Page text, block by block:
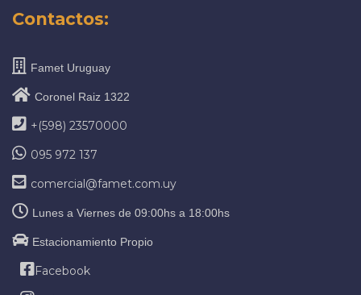
Contactos:
Famet Uruguay
Coronel Raiz 1322
+(598) 23570000
095 972 137
comercial@famet.com.uy
Lunes a Viernes de 09:00hs a 18:00hs
Estacionamiento Propio
Facebook